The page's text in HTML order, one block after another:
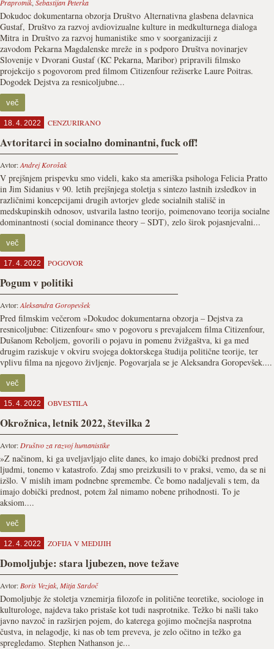
Praprotnik, Sebastijan Peterka
Dokudoc dokumentarna obzorja Društvo Alternativna glasbena delavnica
Gustaf, Društvo za razvoj avdiovizualne kulture in medkulturnega dialoga
Mitra in Društvo za razvoj humanistike smo v soorganizaciji z
zavodom Pekarna Magdalenske mreže in s podporo Društva novinarjev
Slovenije v Dvorani Gustaf (KC Pekarna, Maribor) pripravili filmsko
projekcijo s pogovorom pred filmom Citizenfour režiserke Laure Poitras.
Dogodek Dejstva za resnicoljubne...
več
18. 4. 2022 CENZURIRANO
Avtoritarci in socialno dominantni, fuck off!
Avtor:Andrej Korošak
V prejšnjem prispevku smo videli, kako sta ameriška psihologa Felicia Pratto
in Jim Sidanius v 90. letih prejšnjega stoletja s sintezo lastnih izsledkov in
različnimi koncepcijami drugih avtorjev glede socialnih stališč in
medskupinskih odnosov, ustvarila lastno teorijo, poimenovano teorija socialne
dominantnosti (social dominance theory – SDT), zelo širok pojasnjevalni...
več
17. 4. 2022 POGOVOR
Pogum v politiki
Avtor:Aleksandra Goropevšek
Pred filmskim večerom »Dokudoc dokumentarna obzorja – Dejstva za
resnicoljubne: Citizenfour« smo v pogovoru s prevajalcem filma Citizenfour,
Dušanom Reboljem, govorili o pojavu in pomenu žvižgaštva, ki ga med
drugim raziskuje v okviru svojega doktorskega študija politične teorije, ter
vplivu filma na njegovo življenje. Pogovarjala se je Aleksandra Goropevšek....
več
15. 4. 2022 OBVESTILA
Okrožnica, letnik 2022, številka 2
Avtor: Društvo za razvoj humanistike
»Z načinom, ki ga uveljavljajo elite danes, ko imajo dobič­ki prednost pred
ljudmi, tonemo v katastrofo. Zdaj smo preizkusili to v praksi, vemo, da se ni
izšlo. V mislih imam podnebne spremembe. Če bomo nada­ljevali s tem, da
imajo dobički prednost, potem žal nimamo nobene prihodnosti. To je
aksiom....
več
12. 4. 2022 ZOFIJA V MEDIJIH
Domoljubje: stara ljubezen, nove težave
Avtor: Boris Vezjak, Mitja Sardoč
Domoljubje že stoletja vznemirja filozofe in politične teoretike, sociologe in
kulturologe, najdeva tako pristaše kot tudi nasprotnike. Težko bi našli tako
javno navzoč in razširjen pojem, do katerega gojimo močnejša nasprotna
čustva, in nelagodje, ki nas ob tem preveva, je zelo očitno in težko ga
spregledamo. Stephen Nathanson je...